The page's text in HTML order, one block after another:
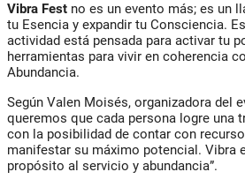
Vibra Fest no es un evento más; es un
tu Esencia y expandir tu Consciencia.
actividad está pensada para activar tu
herramientas para vivir en coherencia
Abundancia.
Según Valen Moisés, organizadora del
queremos que cada persona logre una
con la posibilidad de contar con
manifestar su máximo potencial. Vibra
propósito al servicio y abundancia”.